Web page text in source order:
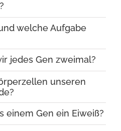
wel­che Auf­ga­be
jedes Gen zwei­mal?
unse­ren
einem Gen ein Eiweiß?